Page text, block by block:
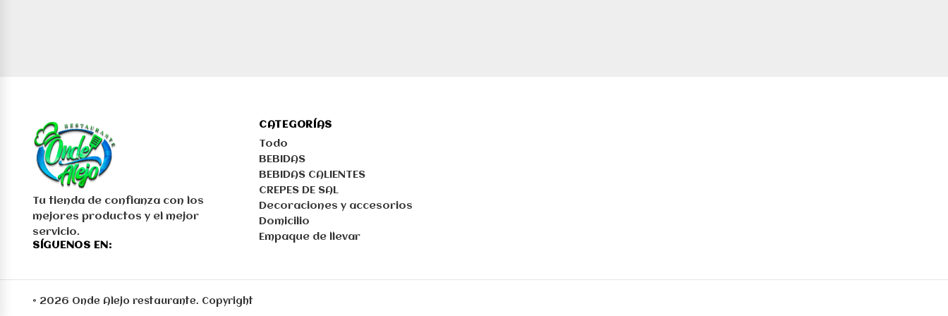
Tu tienda de confianza con los
mejores productos y el mejor
servicio.
SÍGUENOS EN:
CATEGORÍAS
Todo
BEBIDAS
BEBIDAS CALIENTES
CREPES DE SAL
Decoraciones y accesorios
Domicilio
Empaque de llevar
© 2026 Onde Alejo restaurante. Copyright